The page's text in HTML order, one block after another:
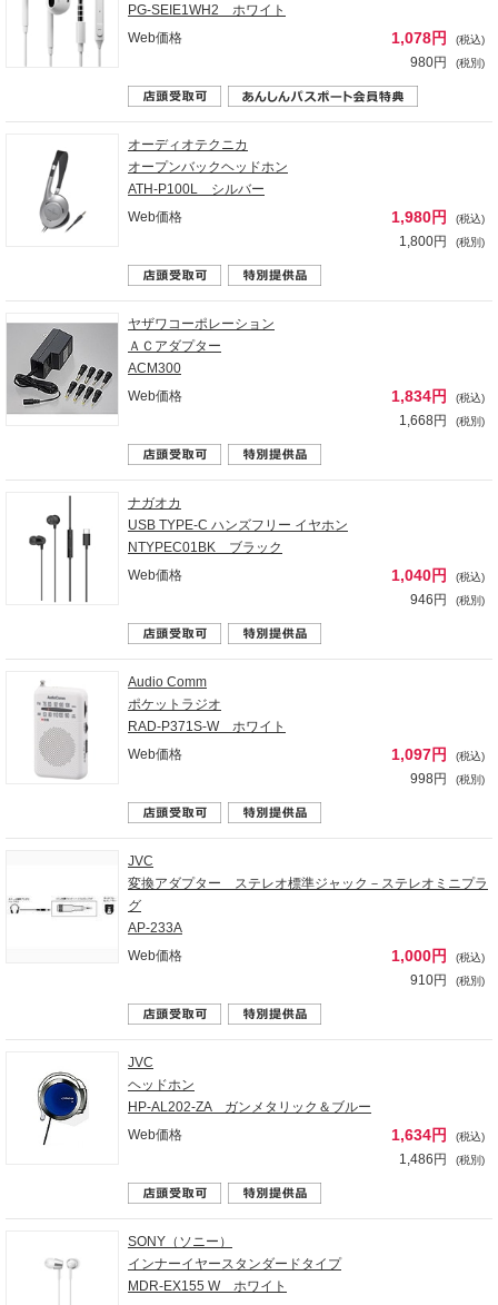
PG-SEIE1WH2 ホワイト
Web価格
1,078円 (税込)
980円 (税別)
オーディオテクニカ
オープンバックヘッドホン
ATH-P100L シルバー
Web価格
1,980円 (税込)
1,800円 (税別)
ヤザワコーポレーション
ＡＣアダプター
ACM300
Web価格
1,834円 (税込)
1,668円 (税別)
ナガオカ
USB TYPE-C ハンズフリー イヤホン
NTYPEC01BK ブラック
Web価格
1,040円 (税込)
946円 (税別)
Audio Comm
ポケットラジオ
RAD-P371S-W ホワイト
Web価格
1,097円 (税込)
998円 (税別)
JVC
変換アダプター ステレオ標準ジャック－ステレオミニプラ
グ
AP-233A
Web価格
1,000円 (税込)
910円 (税別)
JVC
ヘッドホン
HP-AL202-ZA ガンメタリック＆ブルー
Web価格
1,634円 (税込)
1,486円 (税別)
SONY（ソニー）
インナーイヤースタンダードタイプ
MDR-EX155 W ホワイト